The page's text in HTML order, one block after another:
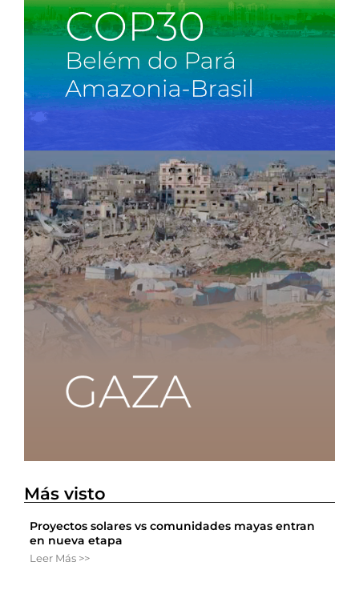
Más visto
Proyectos solares vs comunidades mayas entran
en nueva etapa
Leer Más >>